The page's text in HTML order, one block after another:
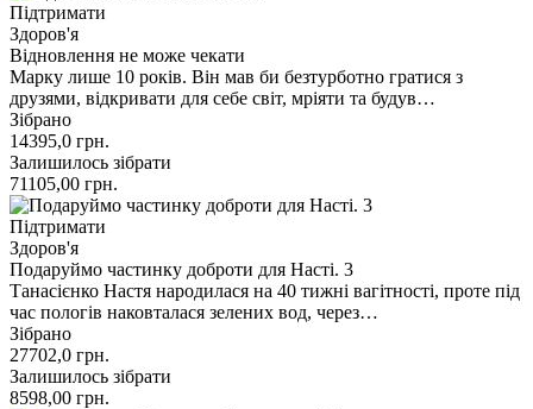
Підтримати
Здоров'я
Відновлення не може чекати
Марку лише 10 років. Він мав би безтурботно гратися з
друзями, відкривати для себе світ, мріяти та будув…
Зібрано
14395,0 грн.
Залишилось зібрати
71105,00 грн.
Підтримати
Здоров'я
Подаруймо частинку доброти для Насті. 3
Танасієнко Настя народилася на 40 тижні вагітності, проте під
час пологів наковталася зелених вод, через…
Зібрано
27702,0 грн.
Залишилось зібрати
8598,00 грн.